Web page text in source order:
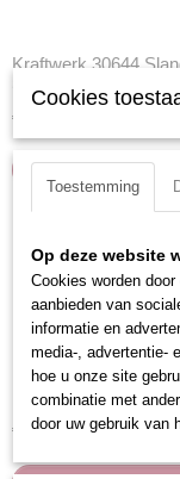
Kraftwerk 30644
€ 57,13
IN
Kraftwerk 30648
€ 24,69
Cookies
Toestemming
Op deze website
Cookies worden
aanbieden van
informatie en
media-, advertentie-
hoe u onze site
combinatie met
door uw gebruik van